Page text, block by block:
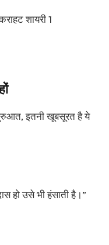
शुरुआत, इतनी खूबसूरत है ये
हो उसे भी हंसाती है।”